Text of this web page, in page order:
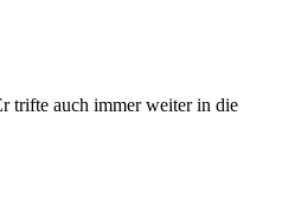
trifte auch immer weiter in die